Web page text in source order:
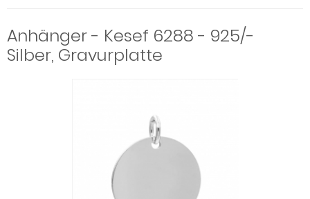
Anhänger - Kesef 6288 - 925/-
Silber, Gravurplatte